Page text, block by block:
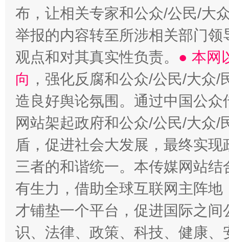
布，让相关专家和公众/公民/大
举报的内容转至所涉相关部门
观点和对其真实性负责。 ● 本网
向 ，强化反腐和公众/公民/大众
造良好舆论氛围。通过中国公
网站架起政府和公众/公民/大众
盾，促进社会大发展，最终实
三者的和谐统一。本传媒网站
有生力，借助全球互联网主阵
才铺垫一个平台，促进国际之
识、法律、政策、科技、健康